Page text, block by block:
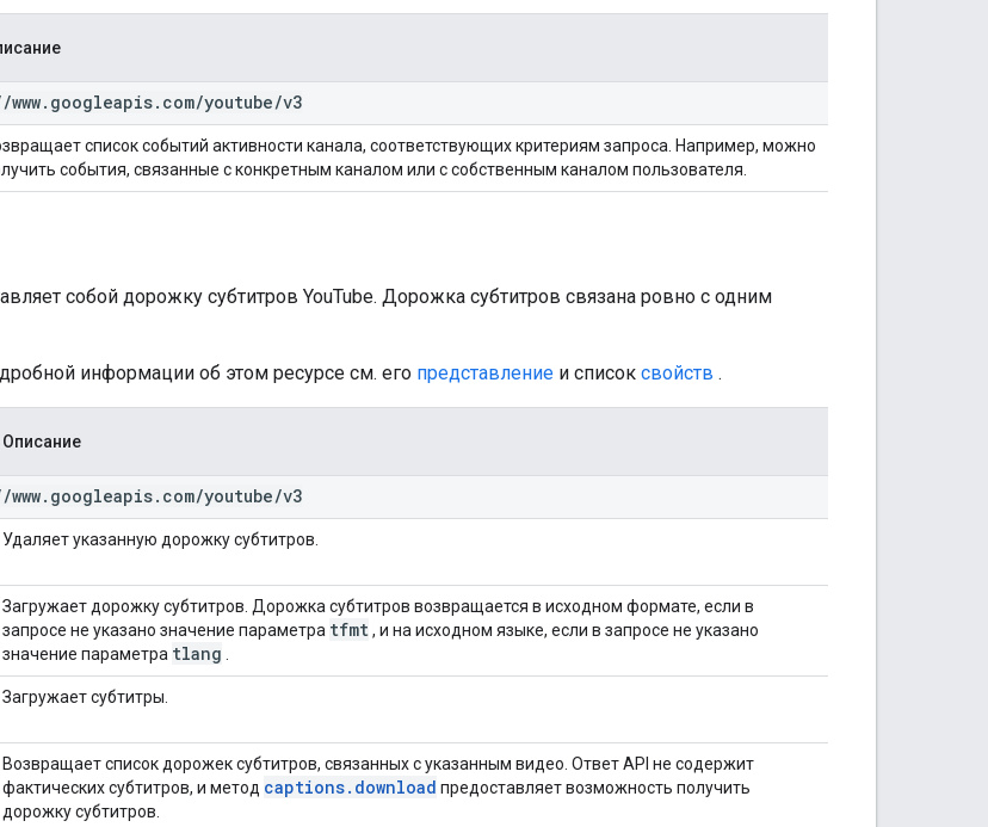
/www. googleapis. com/youtube/v3
список событий активности канала, соответствующих критериям запроса. Например, можно
события, связанные с конкретным каналом или с собственным каналом пользователя.
собой дорожку субтитров YouTube. Дорожка субтитров связана ровно с одним
информации об этом ресурсе см. его представление и список свойств .
Описание
/www. googleapis. com/youtube/v3
Удаляет указанную дорожку субтитров.
Загружает дорожку субтитров. Дорожка субтитров возвращается в исходном формате, если в
запросе не указано значение параметра tfmt, и на исходном языке, если в запросе не указано
значение параметра tlang
Загружает субтитры.
Возвращает список дорожек субтитров, связанных с указанным видео. Ответ API не содержит
фактических субтитров, и метод captions. download предоставляет возможность получить
дорожку субтитров.